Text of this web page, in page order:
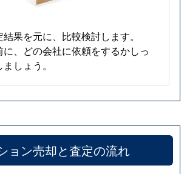
果を元に、比較検討します。
、どの会社に依頼をするかしっ
しょう。
ョン売却と査定の流れ